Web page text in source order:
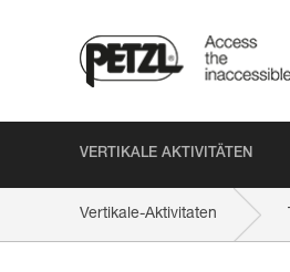
VERTIKALE AKTIVITÄTEN
Vertikale-Aktivitaten